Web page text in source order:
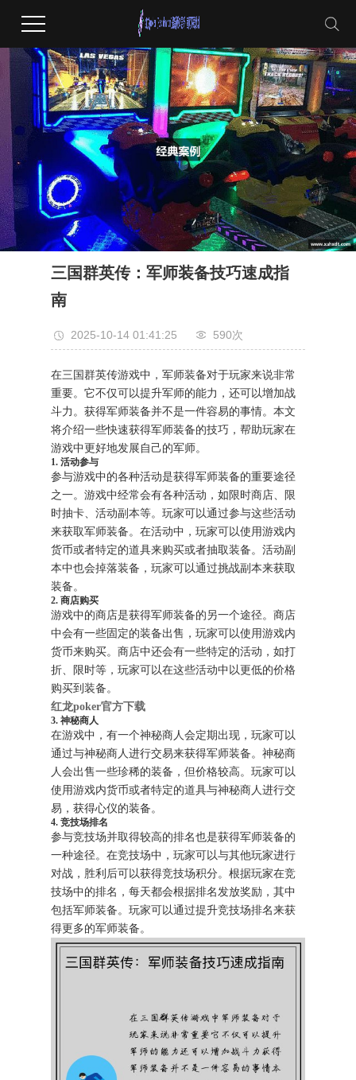
三国群英传：军师装备技巧速成指
南
2025-10-14 01:41:25 590次
在三国群英传游戏中，军师装备对于玩家来说非常
重要。它不仅可以提升军师的能力，还可以增加战
斗力。获得军师装备并不是一件容易的事情。本文
将介绍一些快速获得军师装备的技巧，帮助玩家在
游戏中更好地发展自己的军师。
1. 活动参与
参与游戏中的各种活动是获得军师装备的重要途径
之一。游戏中经常会有各种活动，如限时商店、限
时抽卡、活动副本等。玩家可以通过参与这些活动
来获取军师装备。在活动中，玩家可以使用游戏内
货币或者特定的道具来购买或者抽取装备。活动副
本中也会掉落装备，玩家可以通过挑战副本来获取
装备。
2. 商店购买
游戏中的商店是获得军师装备的另一个途径。商店
中会有一些固定的装备出售，玩家可以使用游戏内
货币来购买。商店中还会有一些特定的活动，如打
折、限时等，玩家可以在这些活动中以更低的价格
购买到装备。
红龙poker官方下载
3. 神秘商人
在游戏中，有一个神秘商人会定期出现，玩家可以
通过与神秘商人进行交易来获得军师装备。神秘商
人会出售一些珍稀的装备，但价格较高。玩家可以
使用游戏内货币或者特定的道具与神秘商人进行交
易，获得心仪的装备。
4. 竞技场排名
参与竞技场并取得较高的排名也是获得军师装备的
一种途径。在竞技场中，玩家可以与其他玩家进行
对战，胜利后可以获得竞技场积分。根据玩家在竞
技场中的排名，每天都会根据排名发放奖励，其中
包括军师装备。玩家可以通过提升竞技场排名来获
得更多的军师装备。